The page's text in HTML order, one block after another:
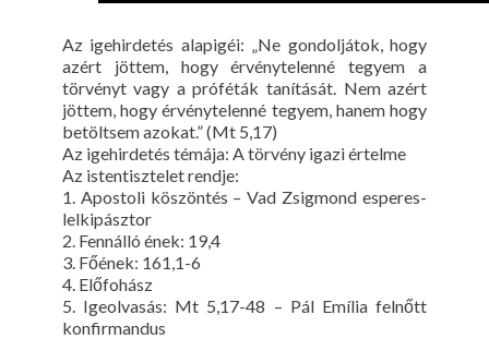
Az igehirdetés alapigéi: „Ne gondoljátok, hogy
azért jöttem, hogy érvénytelenné tegyem a
törvényt vagy a próféták tanítását. Nem azért
jöttem, hogy érvénytelenné tegyem, hanem hogy
betöltsem azokat.” (Mt 5,17)
Az igehirdetés témája: A törvény igazi értelme
Az istentisztelet rendje:
1. Apostoli köszöntés – Vad Zsigmond esperes-
lelkipásztor
2. Fennálló ének: 19,4
3. Főének: 161,1-6
4. Előfohász
5. Igeolvasás: Mt 5,17-48 – Pál Emília felnőtt
konfirmandus